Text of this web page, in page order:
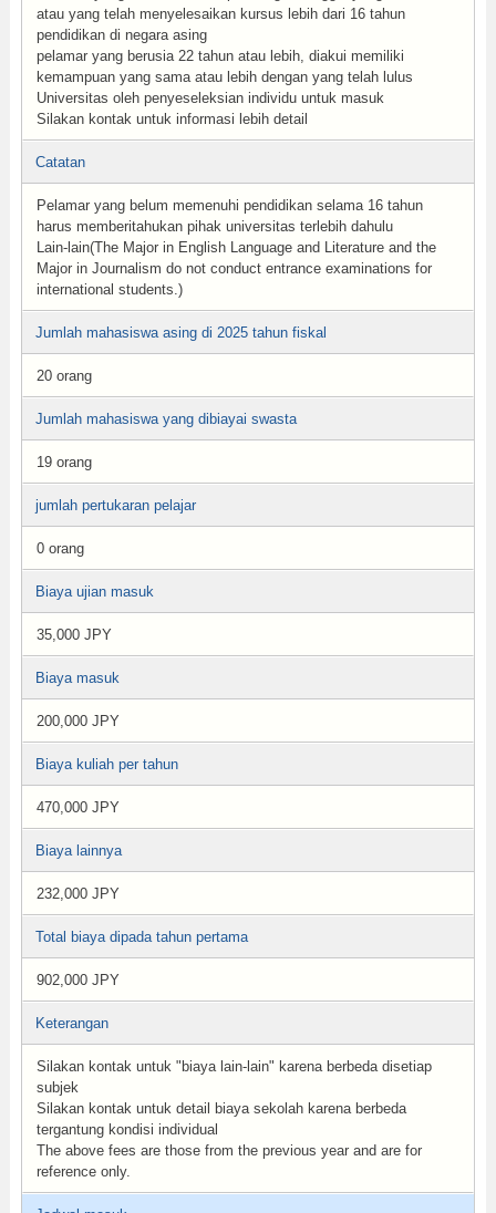
atau yang telah menyelesaikan kursus lebih dari 16 tahun
pendidikan di negara asing
pelamar yang berusia 22 tahun atau lebih, diakui memiliki
kemampuan yang sama atau lebih dengan yang telah lulus
Universitas oleh penyeseleksian individu untuk masuk
Silakan kontak untuk informasi lebih detail
Catatan
Pelamar yang belum memenuhi pendidikan selama 16 tahun
harus memberitahukan pihak universitas terlebih dahulu
Lain-lain(The Major in English Language and Literature and the
Major in Journalism do not conduct entrance examinations for
international students.)
Jumlah mahasiswa asing di 2025 tahun fiskal
20 orang
Jumlah mahasiswa yang dibiayai swasta
19 orang
jumlah pertukaran pelajar
0 orang
Biaya ujian masuk
35,000 JPY
Biaya masuk
200,000 JPY
Biaya kuliah per tahun
470,000 JPY
Biaya lainnya
232,000 JPY
Total biaya dipada tahun pertama
902,000 JPY
Keterangan
Silakan kontak untuk "biaya lain-lain" karena berbeda disetiap
subjek
Silakan kontak untuk detail biaya sekolah karena berbeda
tergantung kondisi individual
The above fees are those from the previous year and are for
reference only.